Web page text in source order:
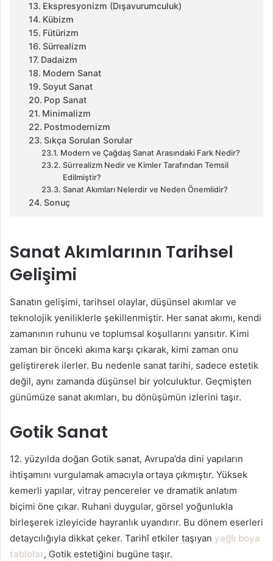
Ekspresyonizm (Dışavurumculuk)
Kübizm
Fütürizm
Sürrealizm
Dadaizm
Modern Sanat
Soyut Sanat
Pop Sanat
Minimalizm
Postmodernizm
Sıkça Sorulan Sorular
Modern ve Çağdaş Sanat Arasındaki Fark Nedir?
Sürrealizm Nedir ve Kimler Tarafından Temsil
Edilmiştir?
Sanat Akımları Nelerdir ve Neden Önemlidir?
Sonuç
Sanat Akımlarının Tarihsel
Gelişimi
Sanatın gelişimi, tarihsel olaylar, düşünsel akımlar ve
teknolojik yeniliklerle şekillenmiştir. Her sanat akımı, kendi
zamanının ruhunu ve toplumsal koşullarını yansıtır. Kimi
zaman bir önceki akıma karşı çıkarak, kimi zaman onu
geliştirerek ilerler. Bu nedenle sanat tarihi, sadece estetik
değil, aynı zamanda düşünsel bir yolculuktur. Geçmişten
günümüze sanat akımları, bu dönüşümün izlerini taşır.
Gotik Sanat
12. yüzyılda doğan Gotik sanat, Avrupa’da dini yapıların
ihtişamını vurgulamak amacıyla ortaya çıkmıştır. Yüksek
kemerli yapılar, vitray pencereler ve dramatik anlatım
biçimi öne çıkar. Ruhani duygular, görsel yoğunlukla
birleşerek izleyicide hayranlık uyandırır. Bu dönem eserleri
detaycılığıyla dikkat çeker. Tarihî etkiler taşıyan yağlı boya
tablolar, Gotik estetiğini bugüne taşır.